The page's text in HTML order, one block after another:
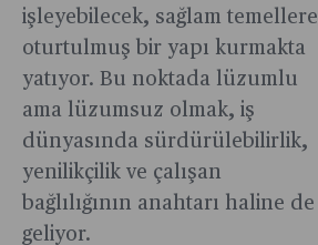
işleyebilecek, sağlam temellere
oturtulmuş bir yapı kurmakta
yatıyor. Bu noktada lüzumlu
ama lüzumsuz olmak, iş
dünyasında sürdürülebilirlik,
yenilikçilik ve çalışan
bağlılığının anahtarı haline de
geliyor.